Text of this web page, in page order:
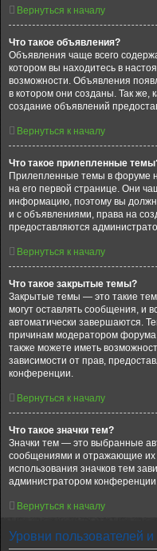
Вернуться к началу
Что такое объявления?
Объявления чаще всего
котором вы находитесь в
возможности. Объявления
в котором они созданы. Так же,
создание объявлений
Вернуться к началу
Что такое прилепленные
Прилепленные темы в форуме
на его первой странице. Они
информацию, поэтому вы
и с объявлениями, права на
предоставляются
Вернуться к началу
Что такое закрытые темы?
Закрытые темы — это такие
могут оставлять сообщения, и
автоматически завершаются.
причинам модератором
также можете иметь
зависимости от прав,
конференции.
Вернуться к началу
Что такое значки тем?
Значки тем — это выбранные
сообщениями и отражающие их
использования значков тем
администратором
Вернуться к началу
Уровни пользователей и